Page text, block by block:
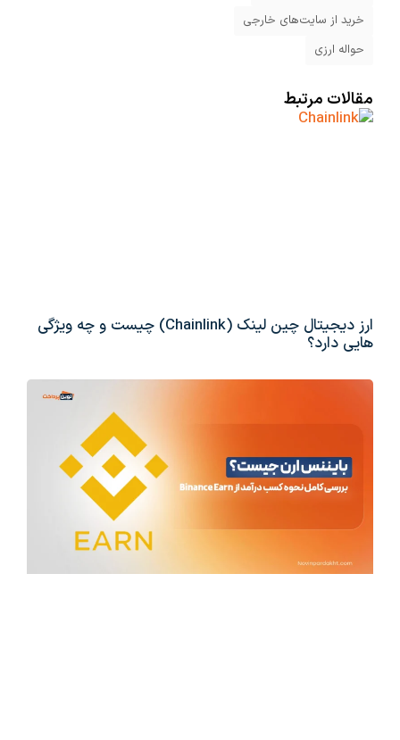
خرید از سایت‌های خارجی
حواله ارزی
مقالات مرتبط
ارز دیجیتال چین لینک (Chainlink) چیست و چه ویژگی
هایی دارد؟